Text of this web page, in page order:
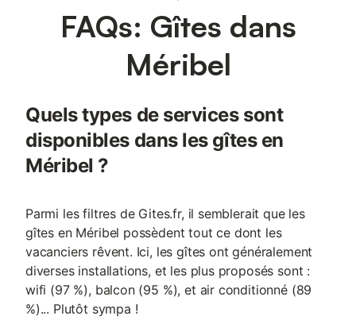
FAQs: Gîtes dans
Méribel
Quels types de services sont
disponibles dans les gîtes en
Méribel ?
Parmi les filtres de Gites.fr, il semblerait que les
gîtes en Méribel possèdent tout ce dont les
vacanciers rêvent. Ici, les gîtes ont généralement
diverses installations, et les plus proposés sont :
wifi (97 %), balcon (95 %), et air conditionné (89
%)... Plutôt sympa !